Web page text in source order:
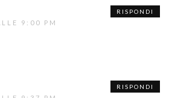
9:00 PM
RISPONDI
RISPONDI